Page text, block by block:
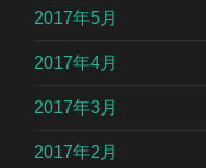
2017年5月
2017年4月
2017年3月
2017年2月